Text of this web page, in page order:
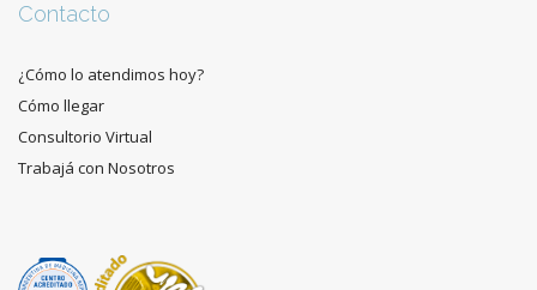
Contacto
¿Cómo lo atendimos hoy?
Cómo llegar
Consultorio Virtual
Trabajá con Nosotros